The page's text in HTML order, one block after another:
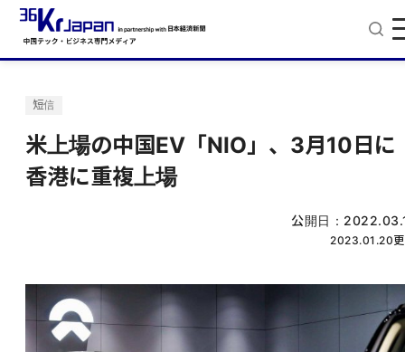
短信
米上場の中国EV「NIO」、3月10日に
香港に重複上場
公開日：
2023.01.20